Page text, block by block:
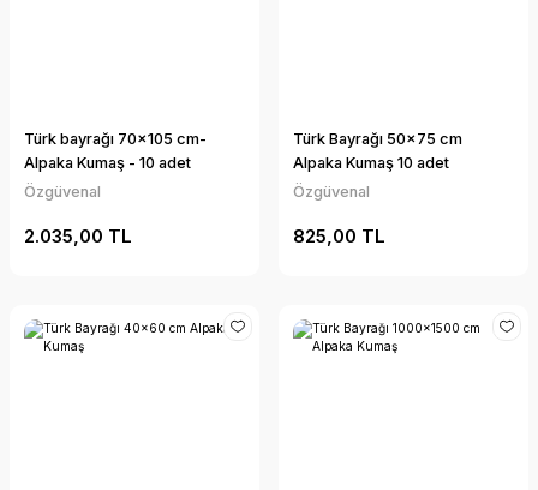
Türk bayrağı 70x105 cm-
Alpaka Kumaş - 10 adet
Özgüvenal
2.035,00 TL
Türk Bayrağı 50x75 cm
Alpaka Kumaş 10 adet
Özgüvenal
825,00 TL